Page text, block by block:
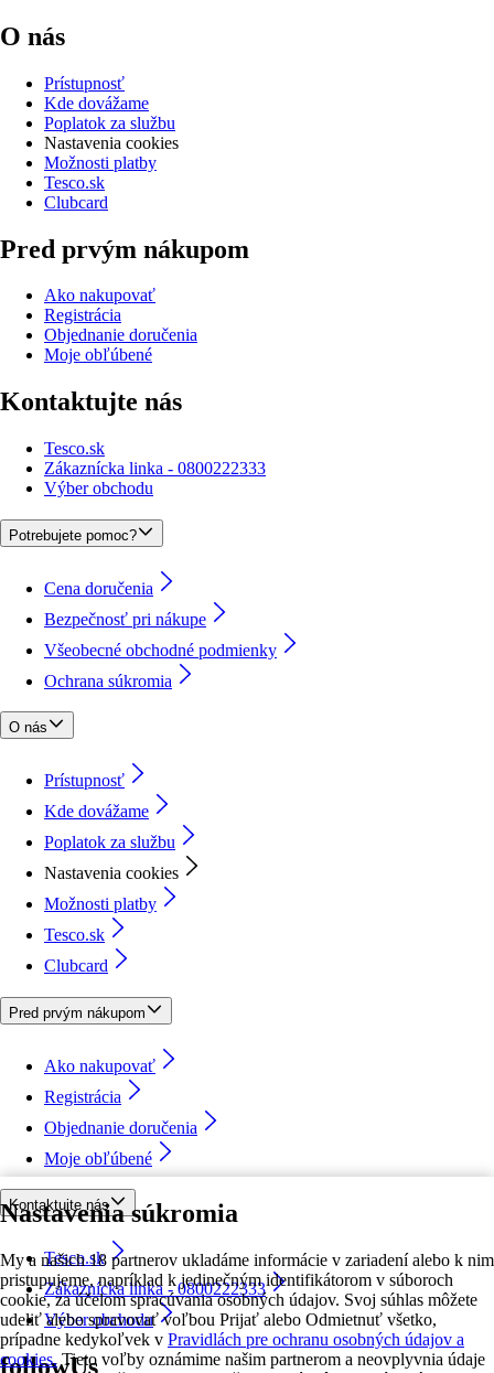
Nastavenia súkromia
My a našich 18 partnerov ukladáme informácie v zariadení alebo k nim
pristupujeme, napríklad k jedinečným identifikátorom v súboroch
cookie, za účelom spracúvania osobných údajov. Svoj súhlas môžete
udeliť alebo spravovať voľbou Prijať alebo Odmietnuť všetko,
prípadne kedykoľvek v Pravidlách pre ochranu osobných údajov a
cookies. Tieto voľby oznámime našim partnerom a neovplyvnia údaje
O nás
Prístupnosť
Kde dovážame
Poplatok za službu
Nastavenia cookies
Možnosti platby
Tesco.sk
Clubcard
Pred prvým nákupom
Ako nakupovať
Registrácia
Objednanie doručenia
Moje obľúbené
Kontaktujte nás
Tesco.sk
Zákaznícka linka - 0800222333
Výber obchodu
Potrebujete pomoc?
Cena doručenia
Bezpečnosť pri nákupe
Všeobecné obchodné podmienky
Ochrana súkromia
O nás
Prístupnosť
Kde dovážame
Poplatok za službu
Nastavenia cookies
Možnosti platby
Tesco.sk
Clubcard
Pred prvým nákupom
Ako nakupovať
Registrácia
Objednanie doručenia
Moje obľúbené
Kontaktujte nás
Tesco.sk
Zákaznícka linka - 0800222333
Výber obchodu
followUs